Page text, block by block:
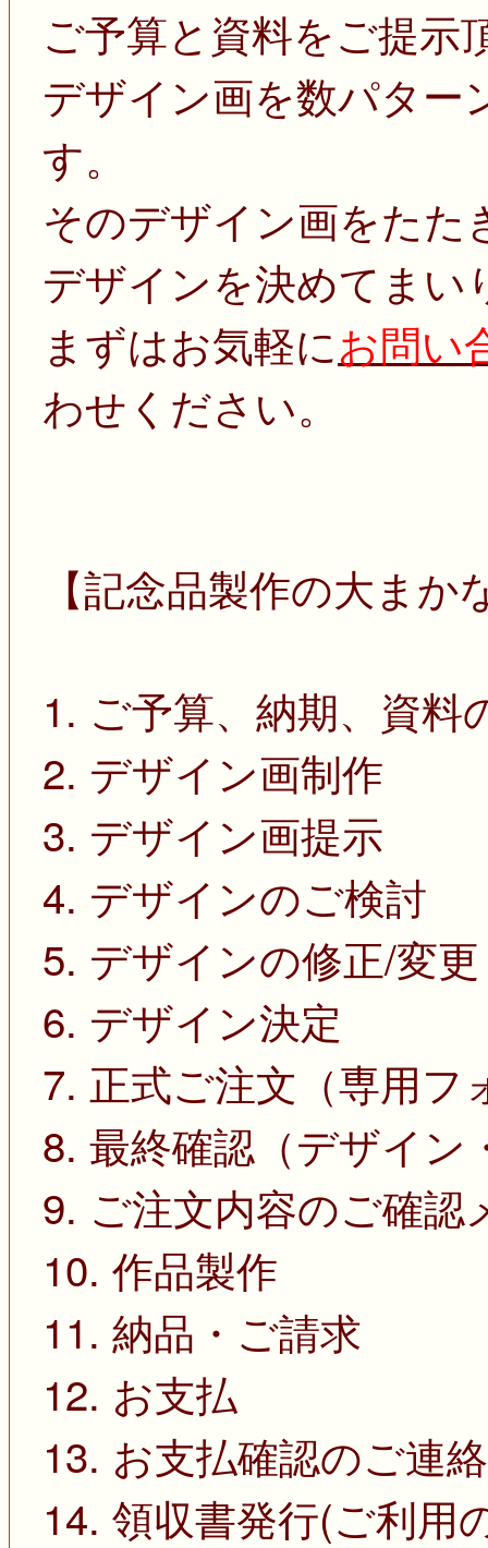
ご予算と資料をご提示
デザイン画を数パター
す。
そのデザイン画をたた
デザインを決めてまい
まずはお気軽にお問い
わせください。
【記念品製作の大まか
1. ご予算、納期、資料
2. デザイン画制作
3. デザイン画提示
4. デザインのご検討
5. デザインの修正/変更
6. デザイン決定
7. 正式ご注文（専用フ
8. 最終確認（デザイン
9. ご注文内容のご確認
10. 作品製作
11. 納品・ご請求
12. お支払
13. お支払確認のご連絡
14. 領収書発行(ご利用